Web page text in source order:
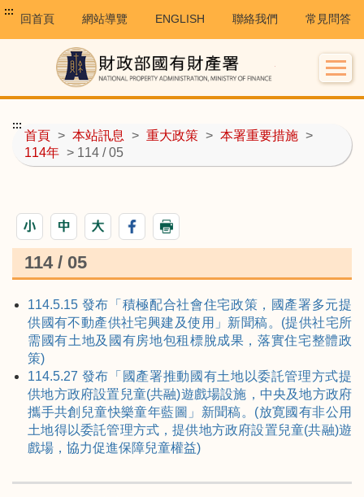
:::
回首頁 網站導覽 ENGLISH 聯絡我們 常見問答
首頁 > 本站訊息 > 重大政策 > 本署重要措施 >
114年 > 114 / 05
:::
114 / 05
114.5.15 發布「積極配合社會住宅政策，國產署多元提
供國有不動產供社宅興建及使用」新聞稿。(提供社宅所
需國有土地及國有房地包租標脫成果，落實住宅整體政
策)
114.5.27 發布「國產署推動國有土地以委託管理方式提
供地方政府設置兒童(共融)遊戲場設施，中央及地方政府
攜手共創兒童快樂童年藍圖」新聞稿。(放寛國有非公用
土地得以委託管理方式，提供地方政府設置兒童(共融)遊
戲場，協力促進保障兒童權益)